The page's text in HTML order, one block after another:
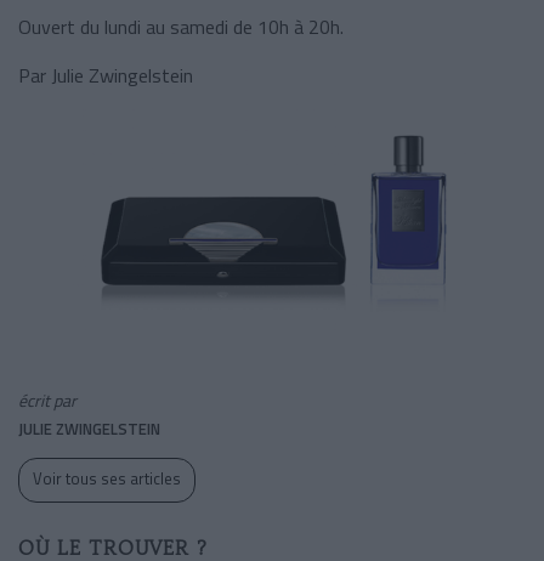
Ouvert du lundi au samedi de 10h à 20h.
Par Julie Zwingelstein
écrit par
JULIE ZWINGELSTEIN
Voir tous ses articles
OÙ LE TROUVER ?